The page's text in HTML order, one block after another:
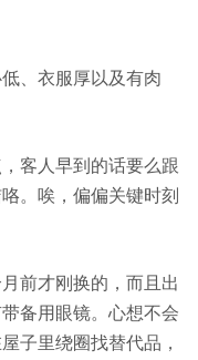
、衣服厚以及有肉
客人早到的话要么跟
。唉，偏偏关键时刻
前才刚换的，而且出
备用眼镜。心想不会
子里绕圈找替代品，